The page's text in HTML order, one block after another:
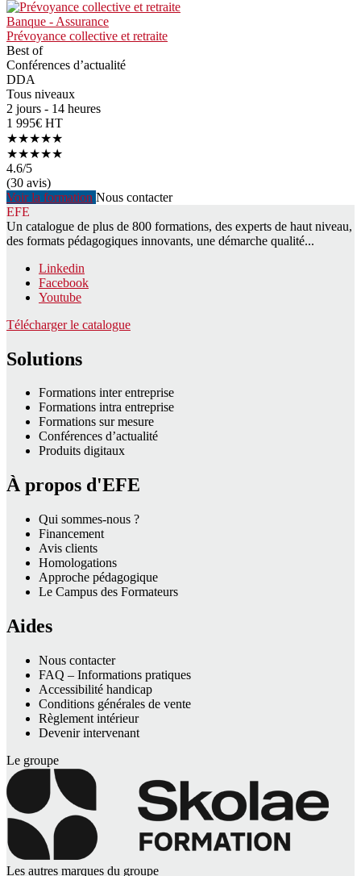
Banque - Assurance
Prévoyance collective et retraite
Best of
Conférences d’actualité
DDA
Tous niveaux
2 jours - 14 heures
1 995€ HT
★★★★★
★★★★★
4.6/5
(30 avis)
Voir la formation Nous contacter
EFE
Un catalogue de plus de 800 formations, des experts de haut niveau,
des formats pédagogiques innovants, une démarche qualité...
Linkedin
Facebook
Youtube
Télécharger le catalogue
Solutions
Formations inter entreprise
Formations intra entreprise
Formations sur mesure
Conférences d’actualité
Produits digitaux
À propos d'EFE
Qui sommes-nous ?
Financement
Avis clients
Homologations
Approche pédagogique
Le Campus des Formateurs
Aides
Nous contacter
FAQ – Informations pratiques
Accessibilité handicap
Conditions générales de vente
Règlement intérieur
Devenir intervenant
Le groupe
Les autres marques du groupe